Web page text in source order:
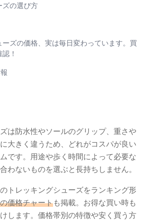
ズの選び方
ズの価格、実は毎日変わっています。買
！
は防水性やソールのグリップ、重さや
大きく違うため、どれがコスパが良い
です。用途や歩く時間によって必要な
わないものを選ぶと長持ちしません。
トレッキングシューズをランキング形
価格チャートも掲載。お得な買い時も
します。価格帯別の特徴や安く買う方